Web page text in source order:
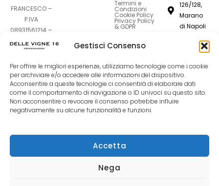
Gestisci Consenso
Per offrire le migliori esperienze, utilizziamo tecnologie come i cookie
per archiviare e/o accedere alle informazioni del dispositivo.
Acconsentire a queste tecnologie ci consentirà di elaborare dati
come il comportamento di navigazione o ID univoci su questo sito.
Non acconsentire o revocare il consenso potrebbe influire
negativamente su alcune funzionalità e funzioni.
Accetta
Nega
FRANCESCO –
P.IVA
08931561214 –
Sede Legale:
Corso Europa
126-128 –
80016 Marano
di Napoli (NA)
F
a
c
I
n
s
T
i
k
Termini e
Condizioni
Cookie Policy
Privacy Policy
& GDPR
126/128,
Marano
di Napoli
081
7420994